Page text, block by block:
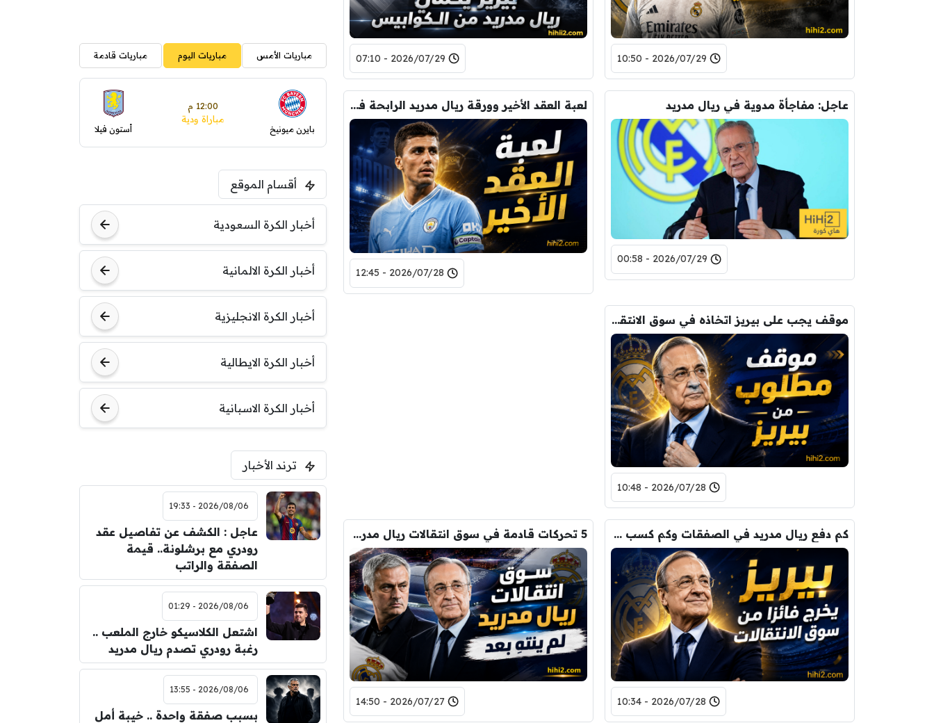
2026/07/29 - 10:50
2026/07/29 - 07:10
عاجل: مفاجأة مدوية في ريال مدريد
2026/07/29 - 00:58
لعبة العقد الأخير وورقة ريال مدريد الرابحة في صفقة رودري !
2026/07/28 - 12:45
موقف يجب على بيريز اتخاذه في سوق الانتقالات الصيفية !
2026/07/28 - 10:48
كم دفع ريال مدريد في الصفقات وكم كسب من أموال البيع …؟!
2026/07/28 - 10:34
5 تحركات قادمة في سوق انتقالات ريال مدريد تؤكد حقيقة واحدة !
2026/07/27 - 14:50
مباريات الأمس مباريات اليوم مباريات قادمة
بايرن ميونيخ
12:00 م
مباراة ودية
أستون فيلا
أقسام الموقع
أخبار الكرة السعودية
أخبار الكرة الالمانية
أخبار الكرة الانجليزية
أخبار الكرة الايطالية
أخبار الكرة الاسبانية
ترند الأخبار
2026/08/06 - 19:33
عاجل : الكشف عن تفاصيل عقد
رودري مع برشلونة.. قيمة
الصفقة والراتب
2026/08/06 - 01:29
اشتعل الكلاسيكو خارج الملعب ..
رغبة رودري تصدم ريال مدريد
2026/08/06 - 13:55
بسبب صفقة واحدة .. خيبة أمل